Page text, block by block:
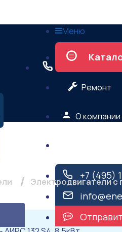
Меню
Ремонт
О компании
+7 (495)
Электродвигатели